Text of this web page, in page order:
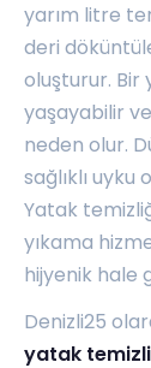
yarım litre
deri
oluşturur. Bir
yaşayabilir
neden olur.
sağlıklı uyku
Yatak
yıkama
hijyenik hale
Denizli25
yatak